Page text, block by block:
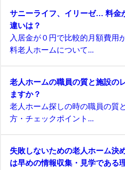
サニーライフ、イリーゼ… 料金
違いは？
入居金が０円で比較的月額費用
料老人ホームについて...
老人ホームの職員の質と施設の
ますか？
老人ホーム探しの時の職員の質
方・チェックポイント...
失敗しないための老人ホーム決
は早めの情報収集・見学である